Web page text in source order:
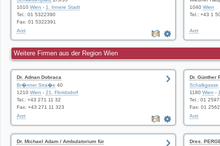
1010 Wien - 1. Innere Stadt
Tel.: 01 5322390
Fax: 01 5322391
Arzt
1040 Wien
Tel.: +43 1
Arzt
Weitere Firmen aus der Region Wien
Dr. Adnan Dobraca
Br�nner Stra�e 40
1210 Wien - 21. Floridsdorf
Tel.: +43 271 11 32
Fax: +43 271 11 323
Arzt
Dr. Günther
Schalkgasse
1180 Wien -
Tel.: 01
Fax: 01
Arzt
Dr. Michael Adam / Ambulatorium für
Dres.